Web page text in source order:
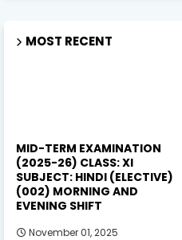
MOST RECENT
MID-TERM EXAMINATION
(2025-26) CLASS: XI
SUBJECT: HINDI (ELECTIVE)
(002) MORNING AND
EVENING SHIFT
November 01, 2025